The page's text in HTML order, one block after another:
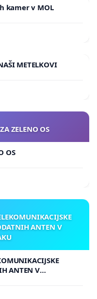
kamer v MOL
METELKOVI
ZELENO OS
OS
ANTEN V
ANTEN V